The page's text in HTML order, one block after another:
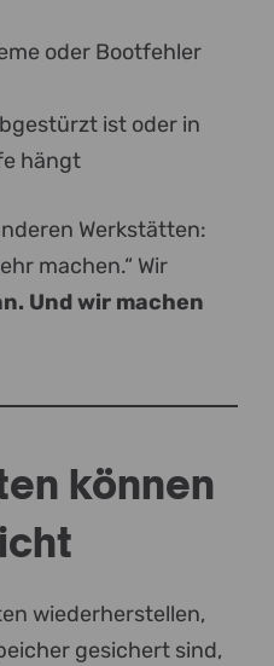
oder Bootfehler
ist oder in
hängt
Werkstätten:
machen.“ Wir
Und wir machen
können
wiederherstellen,
gesichert sind,